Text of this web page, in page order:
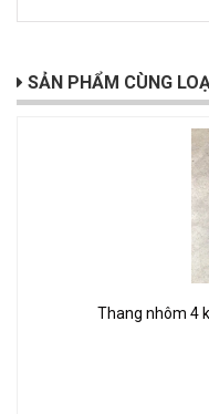
SẢN PHẨM CÙNG
Thang nhôm 4